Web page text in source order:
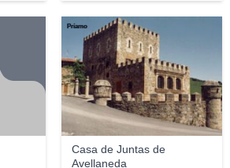
Casa de Juntas de
Avellaneda
Príamo